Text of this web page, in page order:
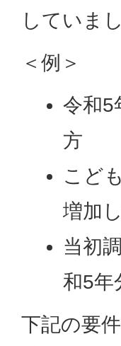
していま
＜例＞
令和5
方
こど
増加
当初
和5年
下記の要